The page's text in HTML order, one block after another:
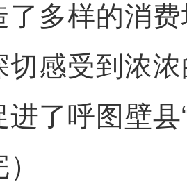
了多样的消
切感受到浓
进了呼图壁县